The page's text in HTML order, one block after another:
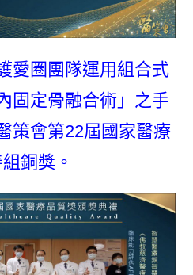
愛圈團隊運用組合式
固定骨融合術」之手
策會第22屆國家醫療
銅獎。